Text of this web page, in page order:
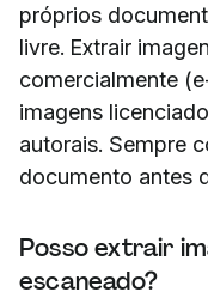
próprios
livre. Extrair
comercialmente
imagens
autorais. Sempre
documento antes
Posso extrair
escaneado?